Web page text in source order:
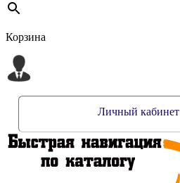
Корзина
Личный кабинет